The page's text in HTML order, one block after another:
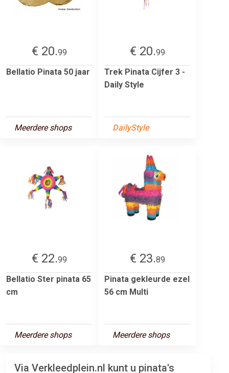
€ 20.99
Bellatio Pinata 50 jaar
Meerdere shops
€ 20.99
Trek Pinata Cijfer 3 -
Daily Style
DailyStyle
€ 22.99
Bellatio Ster pinata 65
cm
Meerdere shops
€ 23.89
Pinata gekleurde ezel
56 cm Multi
Meerdere shops
Via Verkleedplein.nl kunt u pinata's